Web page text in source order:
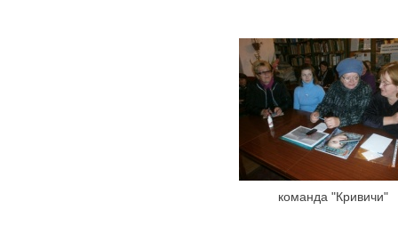
команда "Кривичи"